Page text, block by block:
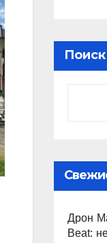
Поиск
Дрон
Beat: